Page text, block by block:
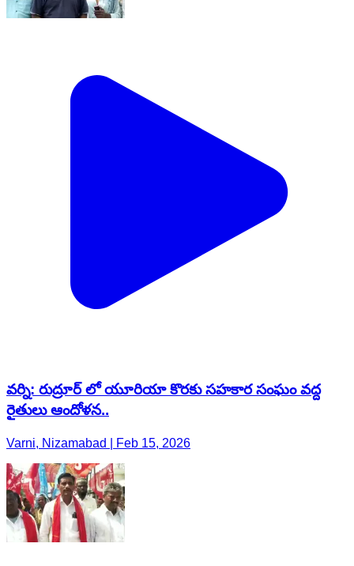
వర్ని: రుద్రూర్ లో యూరియా కొరకు సహకార సంఘం వద్ద
రైతులు ఆందోళన..
Varni, Nizamabad | Feb 15, 2026